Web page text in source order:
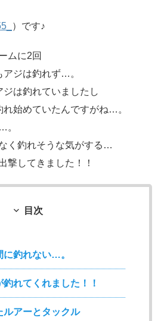
）です♪
ムに2回
アジは釣れず…。
は釣れていましたし
始めていたんですがね…。
。
く釣れそうな気がする…
撃してきました！！
目次
に釣れない…。
れてくれました！！
ルアーとタックル